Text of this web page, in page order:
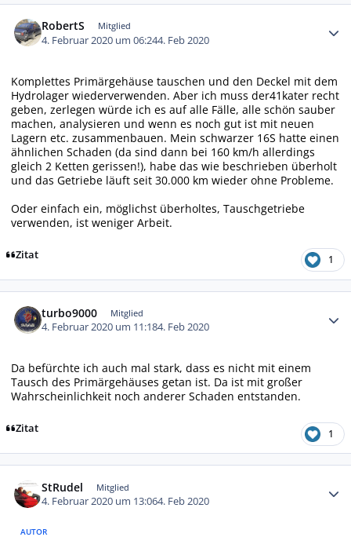
RobertS Mitglied
4. Februar 2020 um 06:244. Feb 2020
Komplettes Primärgehäuse tauschen und den Deckel mit dem
Hydrolager wiederverwenden. Aber ich muss der41kater recht
geben, zerlegen würde ich es auf alle Fälle, alle schön sauber
machen, analysieren und wenn es noch gut ist mit neuen
Lagern etc. zusammenbauen. Mein schwarzer 16S hatte einen
ähnlichen Schaden (da sind dann bei 160 km/h allerdings
gleich 2 Ketten gerissen!), habe das wie beschrieben überholt
und das Getriebe läuft seit 30.000 km wieder ohne Probleme.
Oder einfach ein, möglichst überholtes, Tauschgetriebe
verwenden, ist weniger Arbeit.
Zitat 1
turbo9000 Mitglied
4. Februar 2020 um 11:184. Feb 2020
Da befürchte ich auch mal stark, dass es nicht mit einem
Tausch des Primärgehäuses getan ist. Da ist mit großer
Wahrscheinlichkeit noch anderer Schaden entstanden.
Zitat 1
StRudel Mitglied
4. Februar 2020 um 13:064. Feb 2020
AUTOR